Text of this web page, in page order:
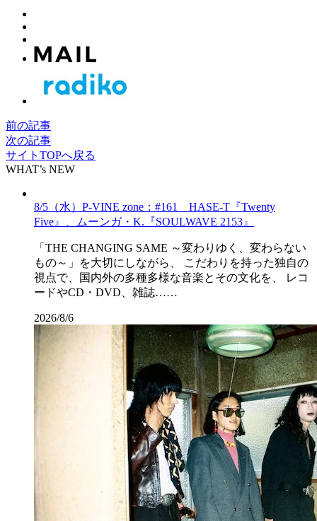
前の記事
次の記事
サイトTOPへ戻る
WHAT’s NEW
8/5（水）P-VINE zone：#161 HASE-T『Twenty
Five』、ムーンガ・K.『SOULWAVE 2153』
「THE CHANGING SAME ～変わりゆく、変わらない
もの～」を大切にしながら、 こだわりを持った独自の
視点で、国内外の多種多様な音楽とその文化を、 レコ
ードやCD・DVD、雑誌……
2026/8/6